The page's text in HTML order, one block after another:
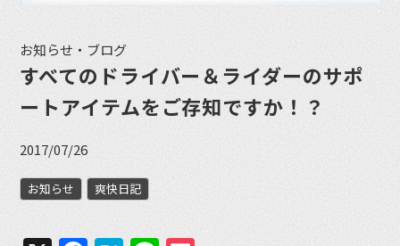
お知らせ・ブログ
すべてのドライバー＆ライダーのサポ
ートアイテムをご存知ですか！？
2017/07/26
お知らせ 爽快日記